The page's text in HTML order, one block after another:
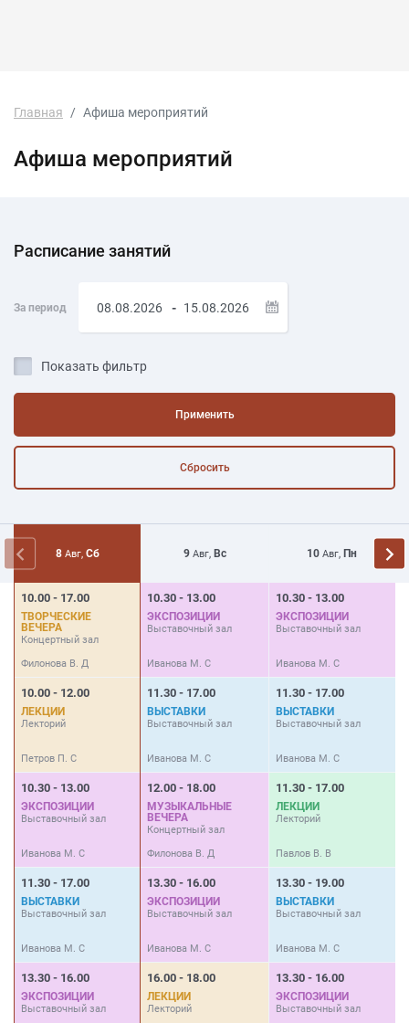
Главная Афиша мероприятий
Афиша мероприятий
Расписание занятий
За период -
Показать фильтр
Применить
Сбросить
8Авг, Сб 9Авг, Вс 10 Авг, Пн
10.00 - 17.00
ТВОРЧЕСКИЕ
ВЕЧЕРА
Концертный зал
Филонова В. Д
10.00 - 12.00
ЛЕКЦИИ
Лекторий
Петров П. С
10.30 - 13.00
ЭКСПОЗИЦИИ
Выставочный зал
Иванова М. С
11.30 - 17.00
ВЫСТАВКИ
Выставочный зал
Иванова М. С
13.30 - 16.00
ЭКСПОЗИЦИИ
Выставочный зал
10.30 - 13.00
ЭКСПОЗИЦИИ
Выставочный зал
Иванова М. С
11.30 - 17.00
ВЫСТАВКИ
Выставочный зал
Иванова М. С
12.00 - 18.00
МУЗЫКАЛЬНЫЕ
ВЕЧЕРА
Концертный зал
Филонова В. Д
13.30 - 16.00
ЭКСПОЗИЦИИ
Выставочный зал
Иванова М. С
16.00 - 18.00
ЛЕКЦИИ
Лекторий
10.30 - 13.00
ЭКСПОЗИЦИИ
Выставочный зал
Иванова М. С
11.30 - 17.00
ВЫСТАВКИ
Выставочный зал
Иванова М. С
11.30 - 17.00
ЛЕКЦИИ
Лекторий
Павлов В. В
13.30 - 19.00
ВЫСТАВКИ
Выставочный зал
Иванова М. С
13.30 - 16.00
ЭКСПОЗИЦИИ
Выставочный зал